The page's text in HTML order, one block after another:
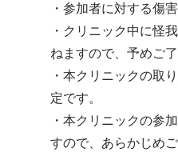
・参加者に対する傷
・クリニック中に怪
ねますので、予めご了
・本クリニックの取
定です。
・本クリニックの参
すので、あらかじめ